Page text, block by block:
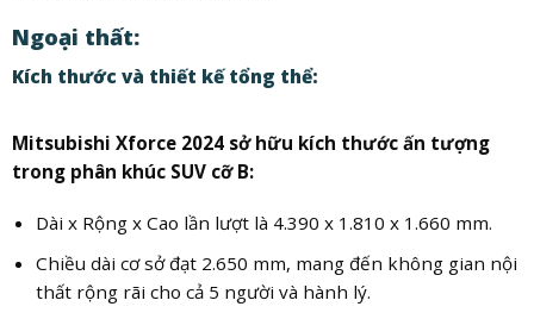
Ngoại thất:
Kích thước và thiết kế tổng thể:
Mitsubishi Xforce 2024 sở hữu kích thước ấn tượng
trong phân khúc SUV cỡ B:
Dài x Rộng x Cao lần lượt là 4.390 x 1.810 x 1.660 mm.
Chiều dài cơ sở đạt 2.650 mm, mang đến không gian nội
thất rộng rãi cho cả 5 người và hành lý.